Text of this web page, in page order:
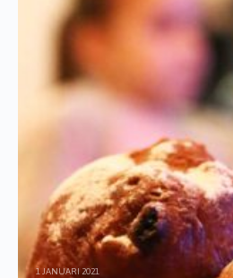
1 JANUARI 2021